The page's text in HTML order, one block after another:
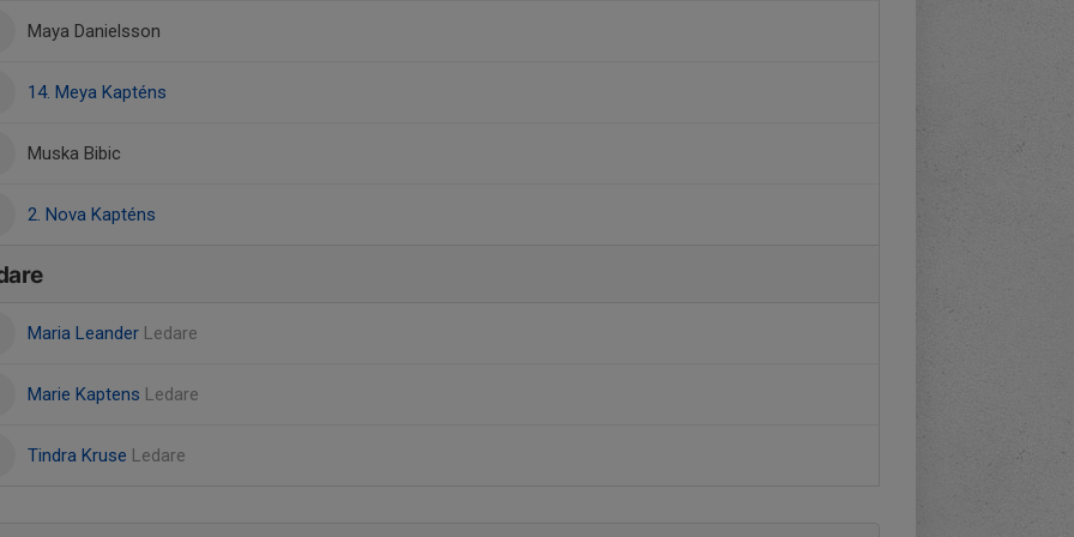
Maya Danielsson
14. Meya Kapténs
Muska Bibic
2. Nova Kapténs
Maria Leander Ledare
Marie Kaptens Ledare
Tindra Kruse Ledare